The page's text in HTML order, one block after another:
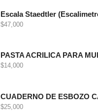
Escala Staedtler
$47,000
$14,000
CUADERNO DE ESBOZO
$25,000